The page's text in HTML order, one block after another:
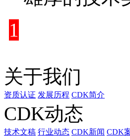
1
关于我们
资质认证 发展历程 CDK简介
CDK动态
技术文稿 行业动态 CDK新闻 CDK